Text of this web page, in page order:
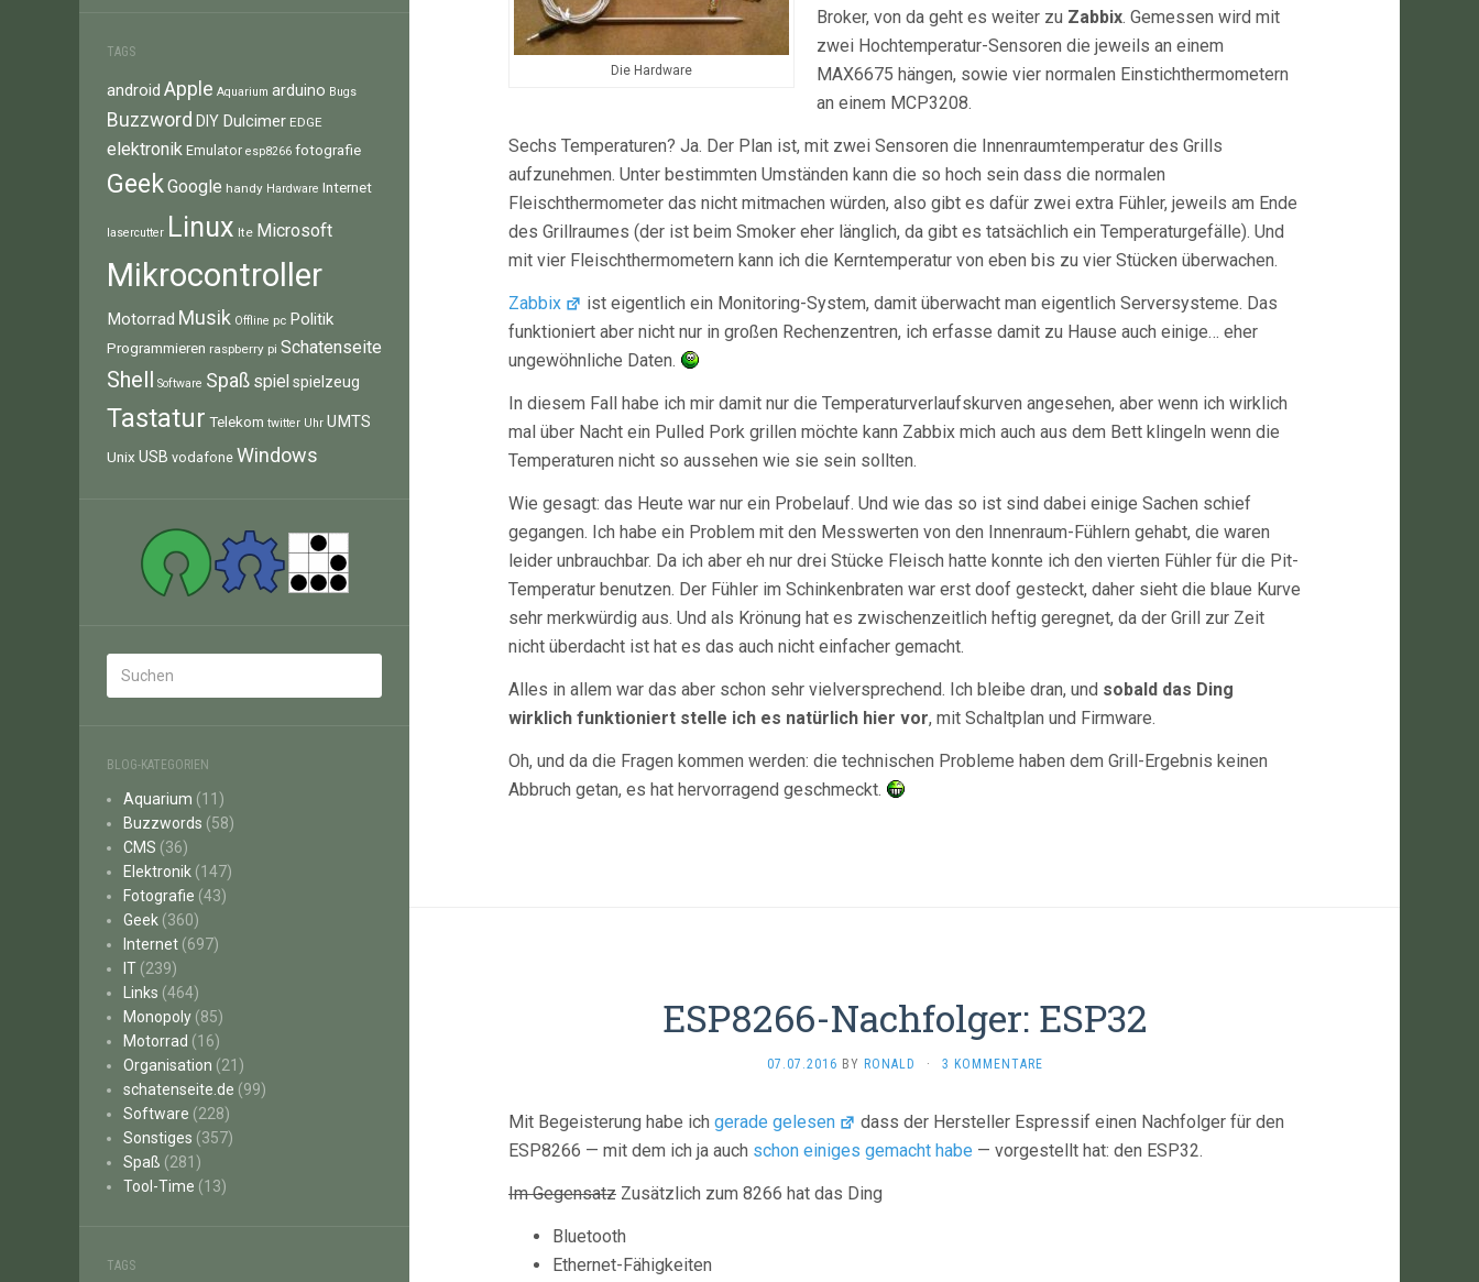
TAGS
android Apple Aquarium arduino Bugs
Buzzword DIY Dulcimer EDGE
elektronik Emulator esp8266 fotografie
GeekGoogle handy Hardware Internet
lasercutter Linux lte Microsoft
Mikrocontroller
Motorrad Musik Offline pc Politik
Programmieren raspberry pi Schatenseite
Shell Software Spaß spiel spielzeug
Tastatur Telekom twitter Uhr UMTS
Unix USB vodafone Windows
BLOG-KATEGORIEN
Aquarium (11)
Buzzwords (58)
CMS (36)
Elektronik (147)
Fotografie (43)
Geek (360)
Internet (697)
IT (239)
Links (464)
Monopoly (85)
Motorrad (16)
Organisation (21)
schatenseite.de (99)
Software (228)
Sonstiges (357)
Spaß (281)
Tool-Time (13)
TAGS
Die Hardware
Broker, von da geht es weiter zu Zabbix. Gemessen wird mit
zwei Hochtemperatur-Sensoren die jeweils an einem
MAX6675 hängen, sowie vier normalen Einstichthermometern
an einem MCP3208.
Sechs Temperaturen? Ja. Der Plan ist, mit zwei Sensoren die Innenraumtemperatur des Grills
aufzunehmen. Unter bestimmten Umständen kann die so hoch sein dass die normalen
Fleischthermometer das nicht mitmachen würden, also gibt es dafür zwei extra Fühler, jeweils am Ende
des Grillraumes (der ist beim Smoker eher länglich, da gibt es tatsächlich ein Temperaturgefälle). Und
mit vier Fleischthermometern kann ich die Kerntemperatur von eben bis zu vier Stücken überwachen.
Zabbix
ist eigentlich ein Monitoring-System, damit überwacht man eigentlich Serversysteme. Das
funktioniert aber nicht nur in großen Rechenzentren, ich erfasse damit zu Hause auch einige… eher
ungewöhnliche Daten.
In diesem Fall habe ich mir damit nur die Temperaturverlaufskurven angesehen, aber wenn ich wirklich
mal über Nacht ein Pulled Pork grillen möchte kann Zabbix mich auch aus dem Bett klingeln wenn die
Temperaturen nicht so aussehen wie sie sein sollten.
Wie gesagt: das Heute war nur ein Probelauf. Und wie das so ist sind dabei einige Sachen schief
gegangen. Ich habe ein Problem mit den Messwerten von den Innenraum-Fühlern gehabt, die waren
leider unbrauchbar. Da ich aber eh nur drei Stücke Fleisch hatte konnte ich den vierten Fühler für die Pit-
Temperatur benutzen. Der Fühler im Schinkenbraten war erst doof gesteckt, daher sieht die blaue Kurve
sehr merkwürdig aus. Und als Krönung hat es zwischenzeitlich heftig geregnet, da der Grill zur Zeit
nicht überdacht ist hat es das auch nicht einfacher gemacht.
Alles in allem war das aber schon sehr vielversprechend. Ich bleibe dran, und sobald das Ding
wirklich funktioniert stelle ich es natürlich hier vor, mit Schaltplan und Firmware.
Oh, und da die Fragen kommen werden: die technischen Probleme haben dem Grill-Ergebnis keinen
Abbruch getan, es hat hervorragend geschmeckt.
ESP8266-Nachfolger: ESP32
07.07.2016 BY RONALD · 3 KOMMENTARE
Mit Begeisterung habe ich gerade gelesen
dass der Hersteller Espressif einen Nachfolger für den
ESP8266 — mit dem ich ja auch schon einiges gemacht habe — vorgestellt hat: den ESP32.
Im Gegensatz Zusätzlich zum 8266 hat das Ding
Bluetooth
Ethernet-Fähigkeiten